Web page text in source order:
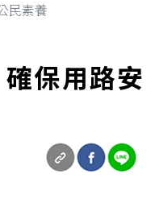
民素養
保用路安